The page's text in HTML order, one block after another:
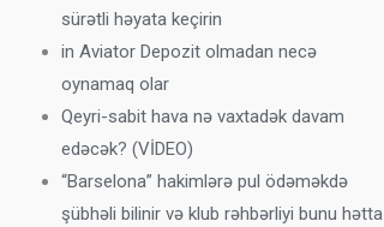
sürətli həyata keçirin
in Aviator Depozit olmadan necə
oynamaq olar
Qeyri-sabit hava nə vaxtadək davam
edəcək? (VİDEO)
“Barselona” hakimlərə pul ödəməkdə
şübhəli bilinir və klub rəhbərliyi bunu hətta